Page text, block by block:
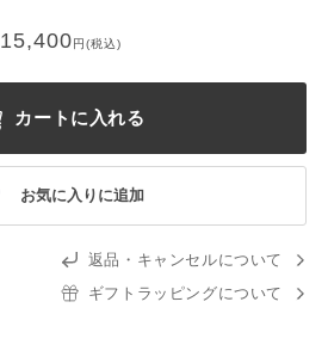
15,400円(税込)
カートに入れる
お気に入りに追加
返品・キャンセルについて
ギフトラッピングについて